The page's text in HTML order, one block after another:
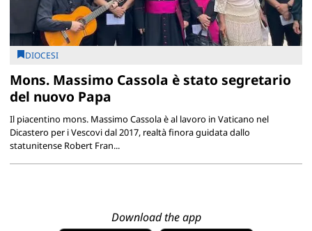
DIOCESI
Mons. Massimo Cassola è stato segretario
del nuovo Papa
Il piacentino mons. Massimo Cassola è al lavoro in Vaticano nel
Dicastero per i Vescovi dal 2017, realtà finora guidata dallo
statunitense Robert Fran...
Download the app